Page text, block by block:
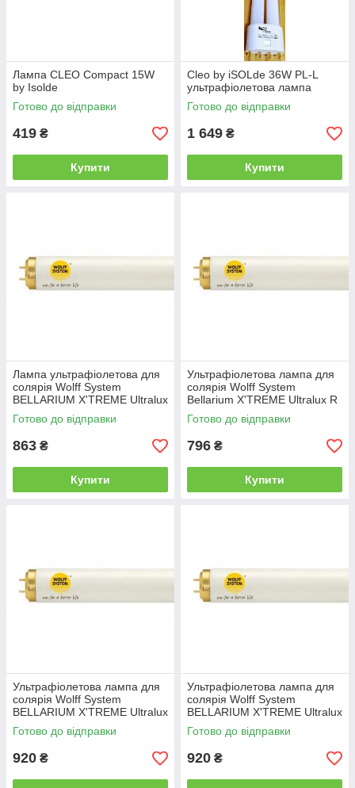
Лампа CLEO Compact 15W
by Isolde
Готово до відправки
419 ₴
Купити
Cleo by iSOLde 36W PL-L
ультрафіолетова лампа
Готово до відправки
1 649 ₴
Купити
Лампа ультрафіолетова для
солярія Wolff System
BELLARIUM X'TREME Ultralux
R 160W
Готово до відправки
863 ₴
Купити
Ультрафіолетова лампа для
солярія Wolff System
Bellarium X'TREME Ultralux R
100W
Готово до відправки
796 ₴
Купити
Ультрафіолетова лампа для
солярія Wolff System
BELLARIUM X'TREME Ultralux
R 120W/19
Готово до відправки
920 ₴
Ультрафіолетова лампа для
солярія Wolff System
BELLARIUM X'TREME Ultralux
R 120W/20
Готово до відправки
920 ₴